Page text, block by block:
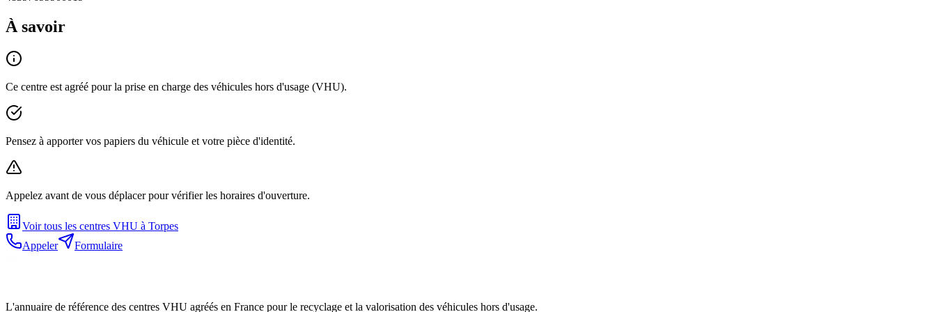
À savoir
Ce centre est agréé pour la prise en charge des véhicules hors d'usage (VHU).
Pensez à apporter vos papiers du véhicule et votre pièce d'identité.
Appelez avant de vous déplacer pour vérifier les horaires d'ouverture.
Voir tous les centres VHU à Torpes
Appeler
Formulaire
L'annuaire de référence des centres VHU agréés en France pour le recyclage et la valorisation des véhicules hors d'usage.